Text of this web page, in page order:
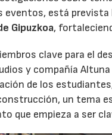
está
Gipuzkoa,
clave para el
y compañía
de los
un tema
que empieza a ser